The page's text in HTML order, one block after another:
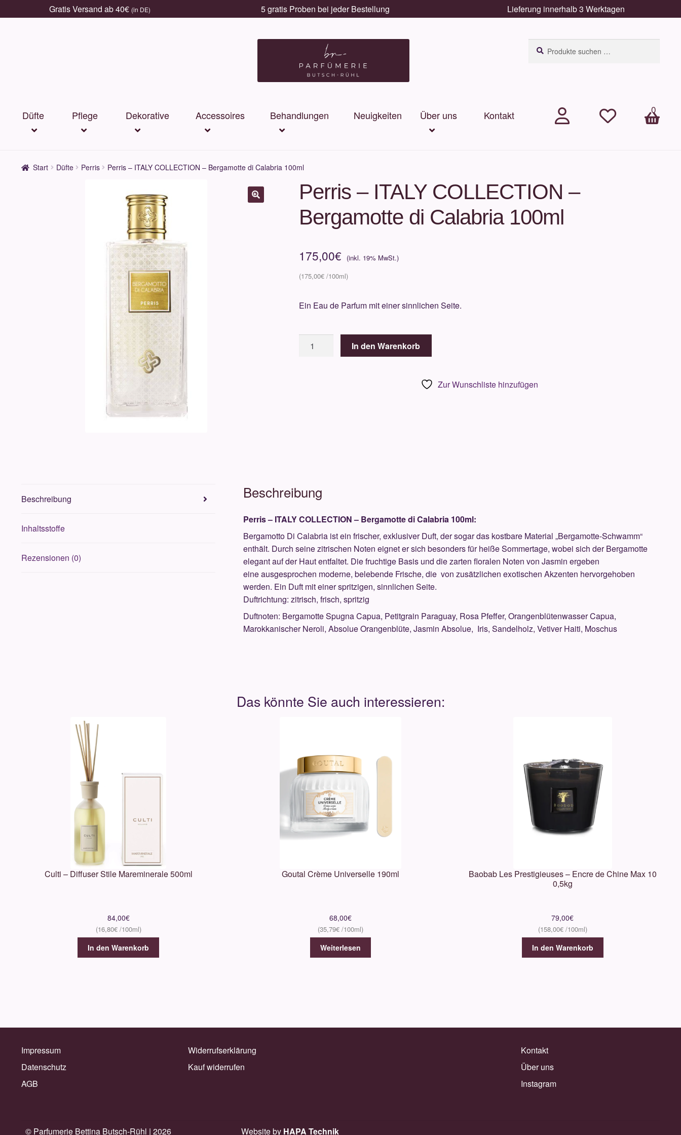
Gratis Versand ab 40€ (in DE) 5 gratis Proben bei jeder Bestellung Lieferung innerhalb 3 Werktagen
nach:
Düfte Pflege Dekorative Accessoires Behandlungen Neuigkeiten Über uns Kontakt
0
Arti
Start Düfte Perris Perris – ITALY COLLECTION – Bergamotte di Calabria 100ml
Perris – ITALY COLLECTION –
Bergamotte di Calabria 100ml
175,00€
175,00€
Ein Eau de Parfum mit einer sinnlichen Seite.
In den Warenkorb
Zur Wunschliste hinzufügen
Beschreibung
Inhaltsstoffe
Rezensionen (0)
Beschreibung
Perris – ITALY COLLECTION – Bergamotte di Calabria 100ml:
Bergamotto Di Calabria ist ein frischer, exklusiver Duft, der sogar das kostbare Material „Bergamotte-Schwamm“
enthält. Durch seine zitrischen Noten eignet er sich besonders für heiße Sommertage, wobei sich der Bergamotte
elegant auf der Haut entfaltet. Die fruchtige Basis und die zarten floralen Noten von Jasmin ergeben
eine ausgesprochen moderne, belebende Frische, die von zusätzlichen exotischen Akzenten hervorgehoben
werden. Ein Duft mit einer spritzigen, sinnlichen Seite.
Duftrichtung: zitrisch, frisch, spritzig
Duftnoten: Bergamotte Spugna Capua, Petitgrain Paraguay, Rosa Pfeffer, Orangenblütenwasser Capua,
Marokkanischer Neroli, Absolue Orangenblüte, Jasmin Absolue, Iris, Sandelholz, Vetiver Haiti, Moschus
Culti – Diffuser Stile Mareminerale 500ml
84,00€
16,80€
In den Warenkorb
Goutal Crème Universelle 190ml
68,00€
35,79€
Weiterlesen
Baobab Les Prestigieuses – Encre de Chine Max 10
0,5kg
79,00€
158,00€
In den Warenkorb
Impressum
Datenschutz
AGB
Widerrufserklärung
Kauf widerrufen
Kontakt
Über uns
Instagram
© Parfumerie Bettina Butsch-Rühl | 2026 Website by HAPA Technik